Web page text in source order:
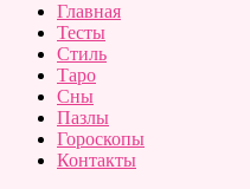
Главная
Тесты
Стиль
Таро
Сны
Пазлы
Гороскопы
Контакты